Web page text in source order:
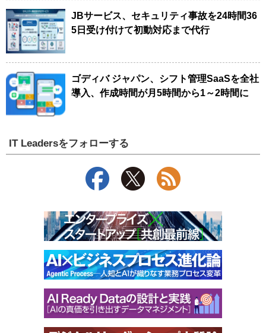
JBサービス、セキュリティ事故を24時間36
5日受け付けて初動対応まで代行
ゴディバ ジャパン、シフト管理SaaSを全社
導入、作成時間が月5時間から1～2時間に
IT Leadersをフォローする